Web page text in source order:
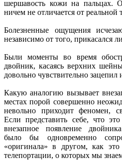
шершавость кожи на пальцах.
ничем не отличается от реальной
Болезненные ощущения
независимо от того, прикасался
Были моменты во время
двойник, касаясь верхних
довольно чувствительно зацепил
Какую аналогию вызывает
местах порой совершенно
невольно приходит феномен,
Если представить себе, что
внезапное появление
было бы одновременно
«оригинала» в другом, как
телепортации, о которых мы